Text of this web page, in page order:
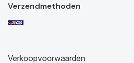
Verzendmethoden
Verkoopvoorwaarden